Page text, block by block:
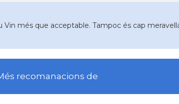
Vin més que acceptable. Tampoc és cap
recomanacions de